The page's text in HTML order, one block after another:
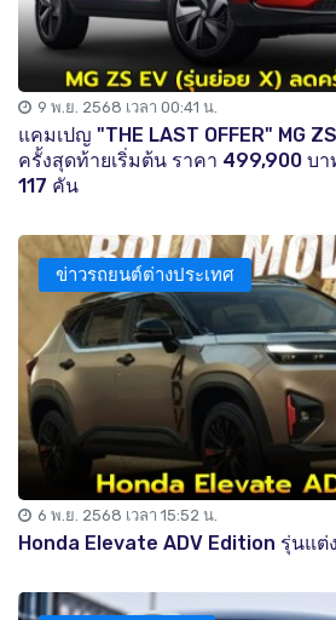
9 พ.ย. 2568 เวลา 00:41 น.
แคมเปญ "THE LAST OFFER" MG
ครั้งสุดท้ายเริ่มต้น ราคา 499,900 บา
117 คัน
ข่าวรถยนต์ต่างประเทศ
6 พ.ย. 2568 เวลา 15:52 น.
Honda Elevate ADV Edition รุ่นแต่